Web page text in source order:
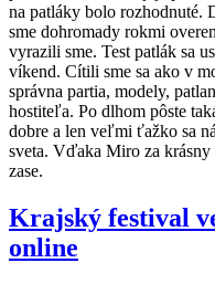
na patláky bolo rozhodnuté.
sme dohromady rokmi
vyrazili sme. Test patlák sa
víkend. Cítili sme sa ako v
správna partia, modely,
hostiteľa. Po dlhom pôste
dobre a len veľmi ťažko sa
sveta. Vďaka Miro za krásny
zase.
Krajský festival
online